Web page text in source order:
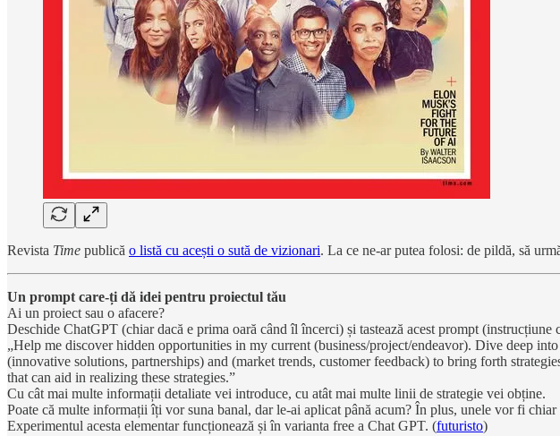
Revista Time publică o listă cu acești o sută de vizionari. La ce ne-ar putea folosi: de pildă, să
Un prompt care-ți dă idei pentru proiectul tău
Ai un proiect sau o afacere?
Deschide ChatGPT (chiar dacă e prima oară când îl încerci) și tastează acest prompt
„Help me discover hidden opportunities in my current (business/project/endeavor). Dive deep
(innovative solutions, partnerships) and (market trends, customer feedback) to bring forth
that can aid in realizing these strategies.”
Cu cât mai multe informații detaliate vei introduce, cu atât mai multe linii de strategie vei obține.
Poate că multe informații îți vor suna banal, dar le-ai aplicat până acum? În plus, unele vor fi chiar
Experimentul acesta elementar funcționează și în varianta free a Chat GPT. (futuristo)